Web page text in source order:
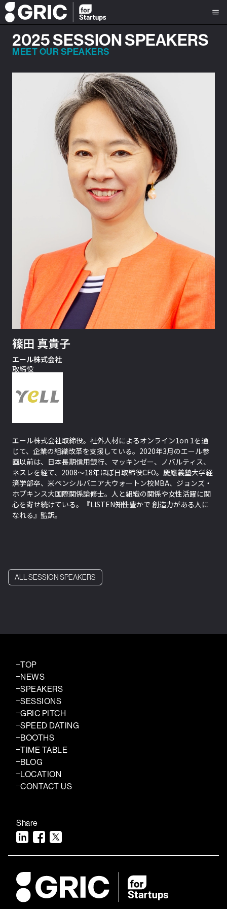
2025 SESSION SPEAKERS
MEET OUR SPEAKERS
篠田 真貴子
エール株式会社
取締役
エール株式会社取締役。社外人材によるオンライン1on 1を通
じて、企業の組織改革を支援している。2020年3月のエール参
画以前は、日本長期信用銀行、マッキンゼー、ノバルティス、
ネスレを経て、2008〜18年ほぼ日取締役CFO。慶應義塾大学経
済学部卒、米ペンシルバニア大ウォートン校MBA、ジョンズ・
ホプキンス大国際関係論修士。人と組織の関係や女性活躍に関
心を寄せ続けている。『LISTEN――知性豊かで 創造力がある人に
なれる』監訳。
ALL SESSION SPEAKERS
TOP
NEWS
SPEAKERS
SESSIONS
GRIC PITCH
SPEED DATING
BOOTHS
TIME TABLE
BLOG
LOCATION
CONTACT US
Share